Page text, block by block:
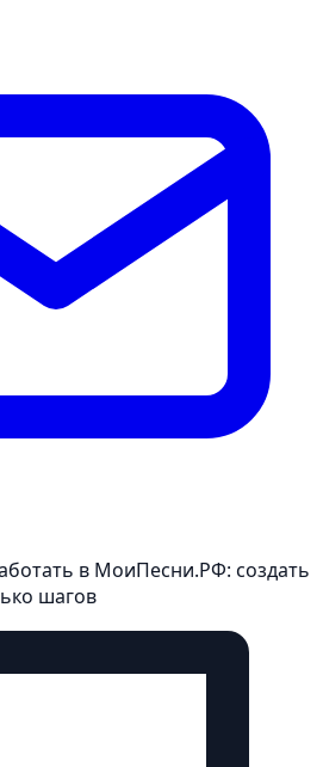
в МоиПесни.РФ: создать
шагов